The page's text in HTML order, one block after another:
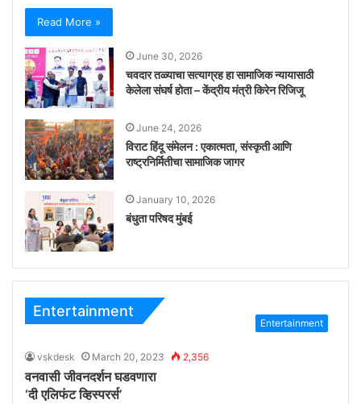
Read More »
June 30, 2026
चवदार तळ्याचा सत्याग्रह हा सामाजिक न्यायासाठी
केलेला संघर्ष होता – केंद्रीय मंत्री किरेन रिजिजू
June 24, 2026
विराट हिंदू संमेलन : एकात्मता, संस्कृती आणि
राष्ट्रनिर्मितीचा सामाजिक जागर
January 10, 2026
बंधुता परिषद मुंबई
Entertainment
Entertainment
vskdesk March 20, 2023 2,356
वनवासी जीवनदर्शन घडवणारा
‘दी एलिफंट व्हिस्परर्स’